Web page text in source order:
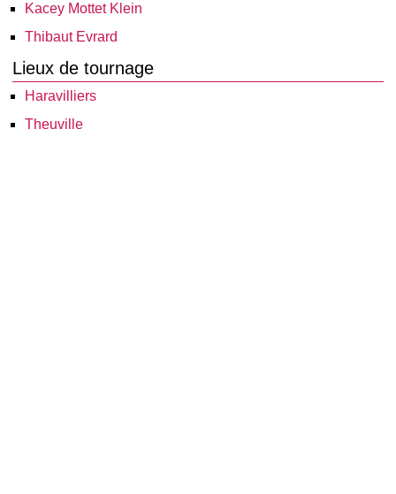
Kacey Mottet Klein
Thibaut Evrard
Lieux de tournage
Haravilliers
Theuville